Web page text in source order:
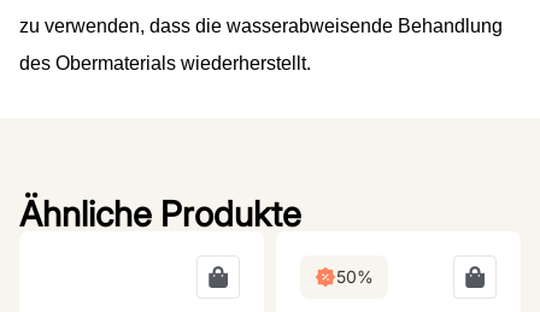
zu verwenden, dass die wasserabweisende Behandlung
des Obermaterials wiederherstellt.
Ähnliche Produkte
50%